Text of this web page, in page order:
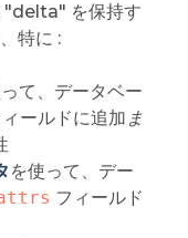
"delta" を保持す
特に :
て、データベー
ールドに追加 ま
を使って、デー
フィールド